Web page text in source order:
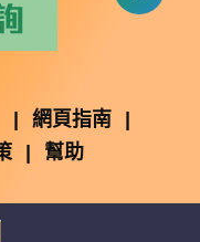
| 網頁指南
|
| 幫助